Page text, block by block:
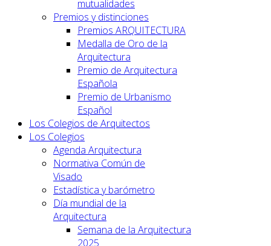
mutualidades
Premios y distinciones
Premios ARQUITECTURA
Medalla de Oro de la
Arquitectura
Premio de Arquitectura
Española
Premio de Urbanismo
Español
Los Colegios de Arquitectos
Los Colegios
Agenda Arquitectura
Normativa Común de
Visado
Estadística y barómetro
Día mundial de la
Arquitectura
Semana de la Arquitectura
2025